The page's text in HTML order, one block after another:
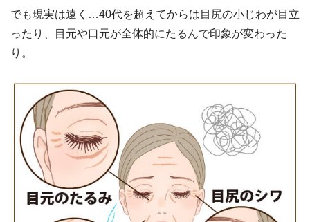
でも現実は遠く…40代を超えてからは目尻の小じわが目立
ったり、目元や口元が全体的にたるんで印象が変わった
り。